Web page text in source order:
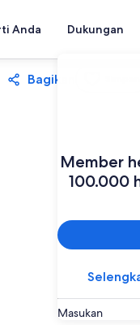
Anda Dukungan
Member
100.000
Masukan
Bagikan